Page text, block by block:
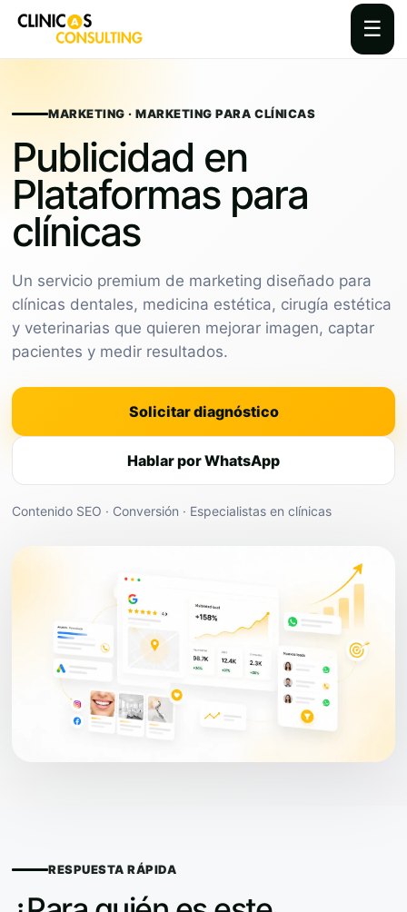
☰
contentMARKETING · MARKETING PARA CLÍNICAS
Publicidad en
Plataformas para
clínicas
Un servicio premium de marketing diseñado para
clínicas dentales, medicina estética, cirugía estética
y veterinarias que quieren mejorar imagen, captar
pacientes y medir resultados.
Solicitar diagnóstico
Hablar por WhatsApp
Contenido SEO · Conversión · Especialistas en clínicas
RESPUESTA RÁPIDA